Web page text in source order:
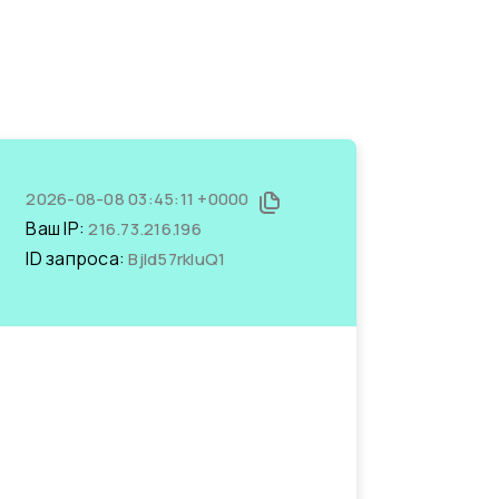
2026-08-08 03:45:11 +0000
Ваш IP:216.73.216.196
ID запроса:BjId57rkIuQ1